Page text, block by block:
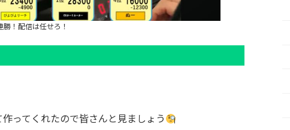
勝！配信は任せろ！
ってくれたので皆さんと見ましょう